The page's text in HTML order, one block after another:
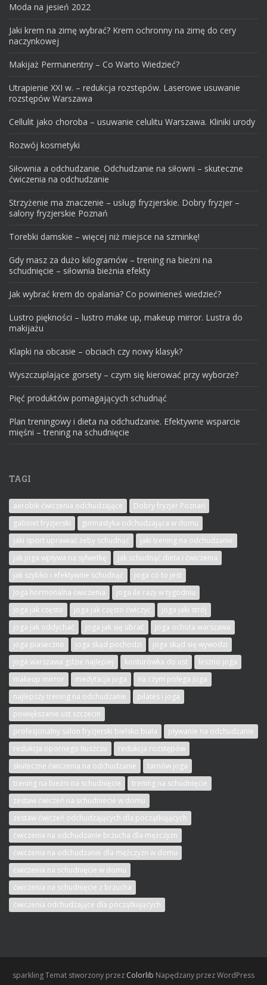
Moda na jesień 2022
Jaki krem na zimę wybrać? Krem ochronny na zimę do cery
naczynkowej
Makijaż Permanentny – Co Warto Wiedzieć?
Utrapienie XXI w. – redukcja rozstępów. Laserowe usuwanie
rozstępów Warszawa
Cellulit jako choroba – usuwanie celulitu Warszawa. Kliniki urody
Rozwój kosmetyki
Siłownia a odchudzanie. Odchudzanie na siłowni – skuteczne
ćwiczenia na odchudzanie
Strzyżenie ma znaczenie – usługi fryzjerskie. Dobry fryzjer –
salony fryzjerskie Poznań
Torebki damskie – więcej niż miejsce na szminkę!
Gdy masz za dużo kilogramów – trening na bieżni na
schudnięcie – siłownia bieżnia efekty
Jak wybrać krem do opalania? Co powinieneś wiedzieć?
Lustro piękności – lustro make up, makeup mirror. Lustra do
makijażu
Klapki na obcasie – obciach czy nowy klasyk?
Wyszczuplające gorsety – czym się kierować przy wyborze?
Pięć produktów pomagających schudnąć
Plan treningowy i dieta na odchudzanie. Efektywne wsparcie
mięśni – trening na schudnięcie
TAGI
aerobik ćwiczenia odchudzające
Dobry fryzjer Poznań
gabinet fryzjerski
gimnastyka odchudzająca w domu
jaki sport uprawiać żeby schudnąć
jaki trening na odchudzanie
jak joga wpływa na sylwetkę
jak schudnąć dieta i ćwiczenia
jak szybko i efektywnie schudnąć
joga co to jest
Joga hormonalna ćwiczenia
joga ile razy w tygodniu
joga jak często
joga jak często ćwiczyć
joga jaki strój
joga jak oddychać
joga jak się ubrać
joga ochota warszawa
joga piaseczno
joga skąd pochodzi
joga skąd się wywodzi
joga warszawa gdzie najlepiej
konturówka do ust
leszno joga
makeup mirror
medytacja joga
na czym polega joga
najlepszy trening na odchudzanie
pilates i joga
powiększanie ust szczecin
profesjonalny salon fryzjerski bielsko biała
pływanie na odchudzanie
redukcja opornego tłuszczu
redukcja rozstępów
skuteczne ćwiczenia na odchudzanie
tarnów joga
trening na bieżni na schudnięcie
trening na schudnięcie
zestaw ćwiczeń na schudniecie w domu
zestaw ćwiczeń odchudzających dla początkujących
ćwiczenia na odchudzanie brzucha dla mężczyzn
ćwiczenia na odchudzanie dla mężczyzn w domu
ćwiczenia na schudnięcie w domu
ćwiczenia na schudnięcie z brzucha
ćwiczenia odchudzające dla początkujących
sparkling Temat stworzony przez Colorlib Napędzany przez WordPress